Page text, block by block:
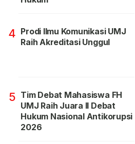
4 Prodi Ilmu Komunikasi UMJ
Raih Akreditasi Unggul
5 Tim Debat Mahasiswa FH
UMJ Raih Juara II Debat
Hukum Nasional Antikorupsi
2026